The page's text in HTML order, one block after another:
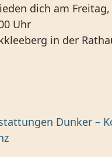
dich am
13.00 Uhr
in der